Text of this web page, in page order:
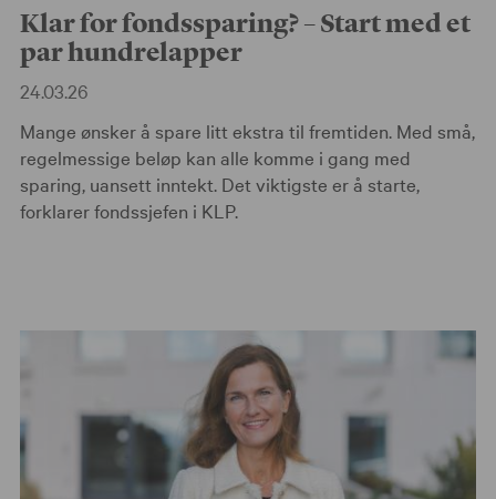
Klar for fondssparing? – Start med et
par hundrelapper
24.03.26
Mange ønsker å spare litt ekstra til fremtiden. Med små,
regelmessige beløp kan alle komme i gang med
sparing, uansett inntekt. Det viktigste er å starte,
forklarer fondssjefen i KLP.